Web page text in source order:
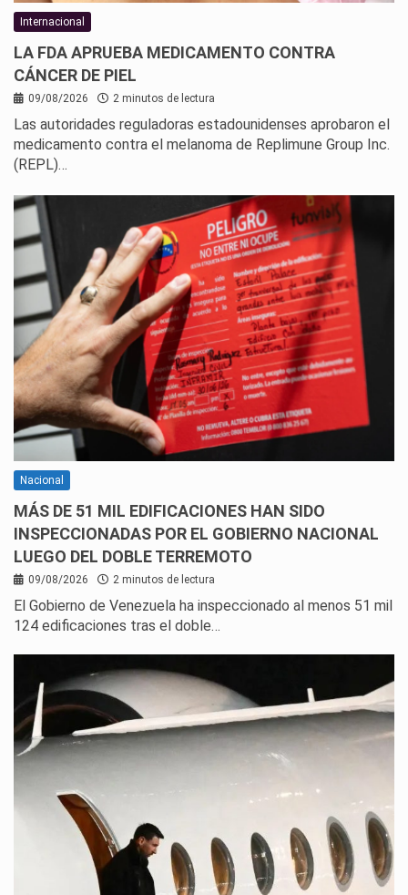
Internacional
LA FDA APRUEBA MEDICAMENTO CONTRA
CÁNCER DE PIEL
09/08/2026 2 minutos de lectura
Las autoridades reguladoras estadounidenses aprobaron el
medicamento contra el melanoma de Replimune Group Inc.
(REPL)…
Nacional
MÁS DE 51 MIL EDIFICACIONES HAN SIDO
INSPECCIONADAS POR EL GOBIERNO NACIONAL
LUEGO DEL DOBLE TERREMOTO
09/08/2026 2 minutos de lectura
El Gobierno de Venezuela ha inspeccionado al menos 51 mil
124 edificaciones tras el doble…